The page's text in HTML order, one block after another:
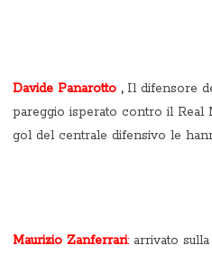
Davide Panarotto ,Il difensore
pareggio isperato contro il Real
gol del centrale difensivo le
Maurizio Zanferrari: arrivato